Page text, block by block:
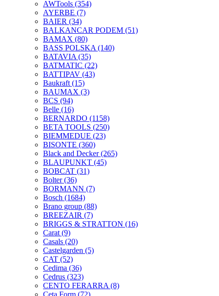
AWTools (354)
AYERBE (7)
BAIER (34)
BALKANCAR PODEM (51)
BAMAX (80)
BASS POLSKA (140)
BATAVIA (35)
BATMATIC (22)
BATTIPAV (43)
Baukraft (15)
BAUMAX (3)
BCS (94)
Belle (16)
BERNARDO (1158)
BETA TOOLS (250)
BIEMMEDUE (23)
BISONTE (360)
Black and Decker(265)
BLAUPUNKT (45)
BOBCAT (31)
Bolter(36)
BORMANN (7)
Bosch (1684)
Brano group (88)
BREEZAIR (7)
BRIGGS & STRATTON (16)
Carat (9)
Casals (20)
Castelgarden (5)
CAT (52)
Cedima (36)
Cedrus (323)
CENTO FERARRA (8)
Ceta Form (72)